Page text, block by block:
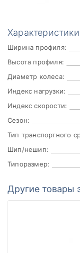
Характеристики
Ширина профиля:
Высота профиля:
Диаметр колеса:
Индекс нагрузки:
Индекс скорости:
Сезон:
Тип транспортного
Шип/нешип:
Типоразмер:
Другие товары